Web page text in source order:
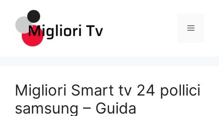
contenuto
Menu
Migliori Smart tv 24 pollici
samsung – Guida